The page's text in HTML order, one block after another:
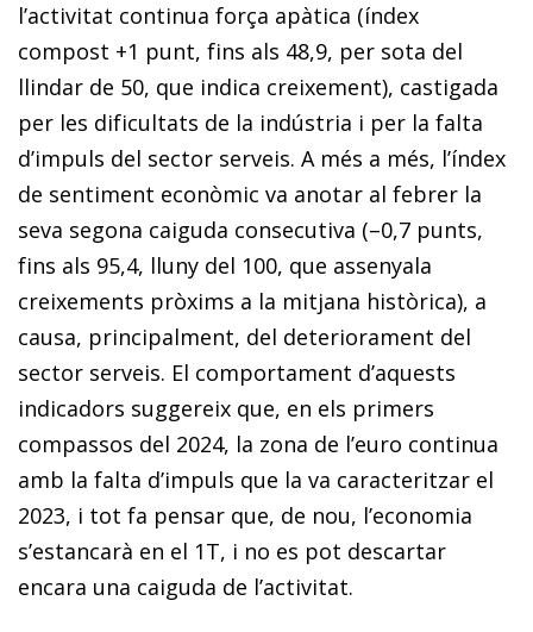
l’activitat continua força apàtica (índex
compost +1 punt, fins als 48,9, per sota del
llindar de 50, que indica creixement), castigada
per les dificultats de la indústria i per la falta
d’impuls del sector serveis. A més a més, l’índex
de sentiment econòmic va anotar al febrer la
seva segona caiguda consecutiva (–0,7 punts,
fins als 95,4, lluny del 100, que assenyala
creixements pròxims a la mitjana històrica), a
causa, principalment, del deteriorament del
sector serveis. El comportament d’aquests
indicadors suggereix que, en els primers
compassos del 2024, la zona de l’euro continua
amb la falta d’impuls que la va caracteritzar el
2023, i tot fa pensar que, de nou, l’economia
s’estancarà en el 1T, i no es pot descartar
encara una caiguda de l’activitat.